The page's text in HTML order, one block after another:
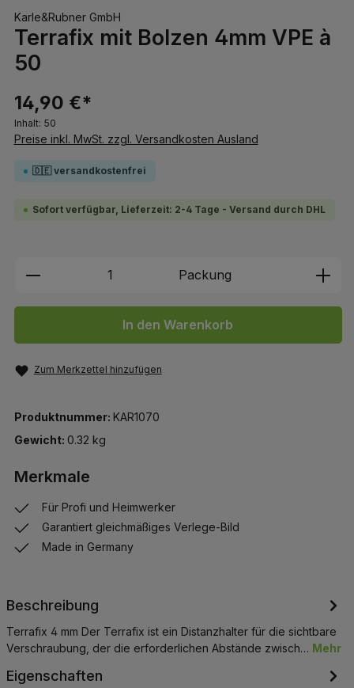
Karle&Rubner GmbH
Terrafix mit Bolzen 4mm VPE à
50
14,90 €*
Inhalt: 50
Preise inkl. MwSt. zzgl. Versandkosten Ausland
🇩🇪 versandkostenfrei
Sofort verfügbar, Lieferzeit: 2-4 Tage - Versand durch DHL
Produkt Anzahl: Gib den
Packung
In den Warenkorb
Zum Merkzettel hinzufügen
Produktnummer: KAR1070
Gewicht: 0.32 kg
Merkmale
Für Profi und Heimwerker
Garantiert gleichmäßiges Verlege-Bild
Made in Germany
Beschreibung
Terrafix 4 mm Der Terrafix ist ein Distanzhalter für die sichtbare
Verschraubung, der die erforderlichen Abstände zwisch… Mehr
Eigenschaften